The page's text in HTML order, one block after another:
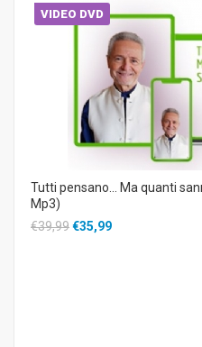
VIDEO DVD
Tutti pensano… Ma quanti
Mp3)
€39,99€35,99